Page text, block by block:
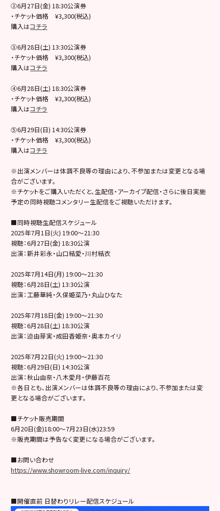
②6月27日(金) 18:30公演券
・チケット価格 ¥3,300(税込)
購入はコチラ
③6月28日(土) 13:30公演券
・チケット価格 ¥3,300(税込)
購入はコチラ
④6月28日(土) 18:30公演券
・チケット価格 ¥3,300(税込)
購入はコチラ
⑤6月29日(日) 14:30公演券
・チケット価格 ¥3,300(税込)
購入はコチラ
※出演メンバーは体調不良等の理由により、不参加または変更となる場
合がございます。
※チケットをご購入いただくと、生配信・アーカイブ配信・さらに後日実施
予定の同時視聴コメンタリー生配信をご視聴いただけます。
■同時視聴生配信スケジュール
2025年7月1日(火) 19:00〜21:30
視聴：6月27日(金) 18:30公演
出演：新井彩永・山口結愛・川村結衣
2025年7月14日(月) 19:00〜21:30
視聴：6月28日(土) 13:30公演
出演：工藤華純・久保姫菜乃・丸山ひなた
2025年7月18日(金) 19:00〜21:30
視聴：6月28日(土) 18:30公演
出演：迫由芽実・成田香姫奈・奥本カイリ
2025年7月22日(火) 19:00〜21:30
視聴：6月29日(日) 14:30公演
出演：秋山由奈・八木愛月・伊藤百花
※各日とも、出演メンバーは体調不良等の理由により、不参加または変
更となる場合がございます。
■チケット販売期間
6月20日(金)18:00〜7月23日(水)23:59
※販売期間は予告なく変更になる場合がございます。
■お問い合わせ
https://www.showroom-live.com/inquiry/
■開催直前 日替わりリレー配信スケジュール